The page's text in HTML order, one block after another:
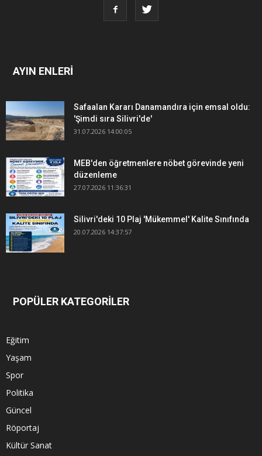
AYIN ENLERİ
Safaalan Kararı Danamandıra için emsal oldu:
'Şimdi sıra Silivri'de'
31.07.2026 14:00:05
MEB'den öğretmenlere nöbet görevinde yeni
düzenleme
27.07.2026 11:36:31
Silivri'deki 10 Plaj 'Mükemmel' Kalite Sınıfında
20.07.2026 14:37:57
POPÜLER KATEGORİLER
Eğitim
Yaşam
Spor
Politika
Güncel
Röportaj
Kültür Sanat